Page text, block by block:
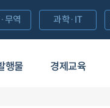
행물 경제교육
무역 과학·IT